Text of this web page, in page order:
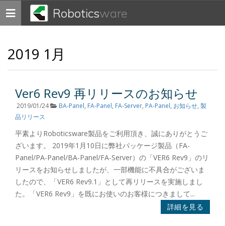
Toggle
navigation
Roboticsware
2019 1月
Ver6 Rev9 再リリースのお知らせ
2019/01/24 BA-Panel, FA-Panel, FA-Server, PA-Panel, お知らせ, 製
品リリース
平素よりRoboticsware製品をご利用頂き、誠にありがとうご
ざいます。 2019年1月10日に弊社パッケージ製品（FA-
Panel/PA-Panel/BA-Panel/FA-Server）の「VER6 Rev9」のリ
リースをお知らせしましたが、一部機能に不具合がございま
したので、「VER6 Rev9.1」として再リリースを実施しまし
た。「VER6 Rev9」を既にお使いのお客様につきまして...
詳細を見る